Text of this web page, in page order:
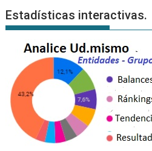
Estadísticas interactivas.